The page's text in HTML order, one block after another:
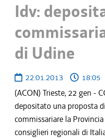
Idv:
di Udine
22.01.2013
18:05
(ACON) Trieste, 22 gen -
depositato una proposta
commissariare la
consiglieri regionali di